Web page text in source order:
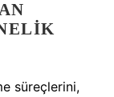
süreçlerini,